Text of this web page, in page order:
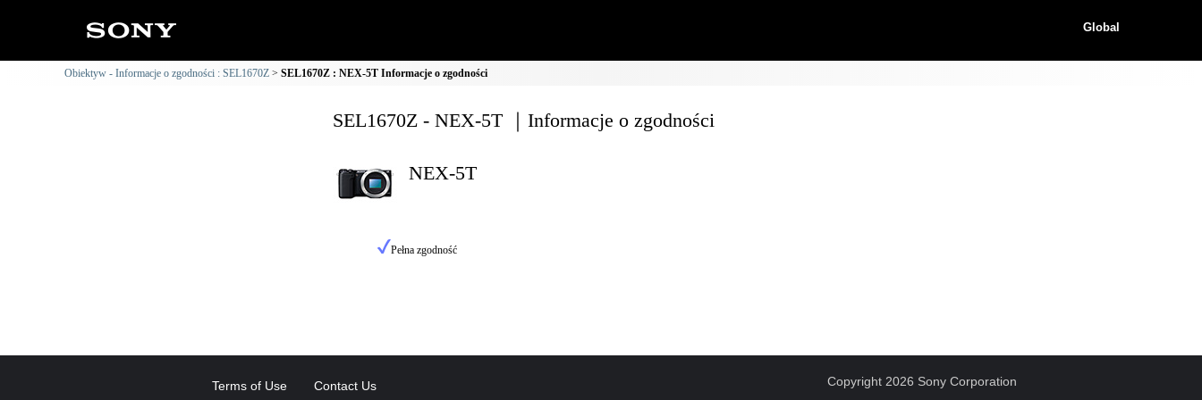
Global
Obiektyw - Informacje o zgodności : SEL1670Z SEL1670Z : NEX-5T Informacje o zgodności
SEL1670Z - NEX-5T ｜Informacje o zgodności
NEX-5T
Pełna zgodność
Terms of Use Contact Us Copyright 2026 Sony Corporation